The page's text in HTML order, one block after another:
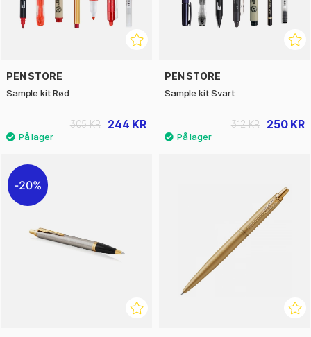
PEN STORE
Sample kit Rød
244 KR
305 KR
PEN STORE
Sample kit Svart
250 KR
312 KR
20%